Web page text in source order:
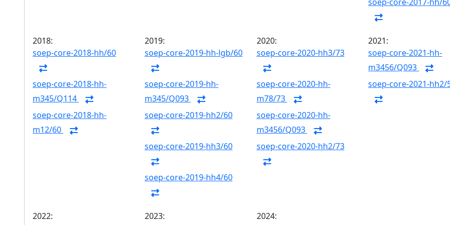
2018:
soep-core-2018-hh/60
soep-core-2018-hh-
m345/Q114
soep-core-2018-hh-
m12/60
2019:
soep-core-2019-hh-lgb/60
soep-core-2019-hh-
m345/Q093
soep-core-2019-hh2/60
soep-core-2019-hh3/60
soep-core-2019-hh4/60
2020:
soep-core-2020-hh3/73
soep-core-2020-hh-
m78/73
soep-core-2020-hh-
m3456/Q093
soep-core-2020-hh2/73
2021:
soep-core-2021-hh-
m3456/Q093
soep-core-2021-hh2/
2022:
2023:
2024: